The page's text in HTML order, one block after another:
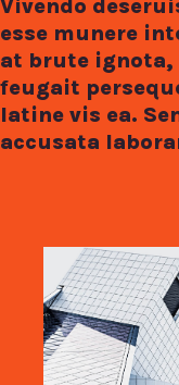
Vivendo
esse munere
at brute ignota,
feugait
latine vis ea.
accusata